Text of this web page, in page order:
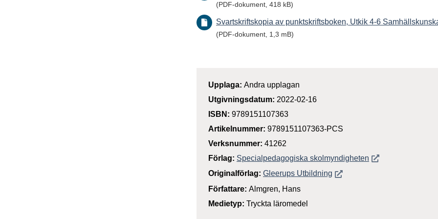
(PDF-dokument, 418 kB)
Svartskriftskopia av punktskriftsboken, Utkik 4-6
(PDF-dokument, 1,3 mB)
Upplaga: Andra upplagan
Utgivningsdatum: 2022-02-16
ISBN: 9789151107363
Artikelnummer: 9789151107363-PCS
Verksnummer: 41262
Förlag: Specialpedagogiska skolmyndighetenÖppnas i nytt
Originalförlag: Gleerups UtbildningÖppnas i nytt fönster
Författare: Almgren, Hans
Medietyp: Tryckta läromedel